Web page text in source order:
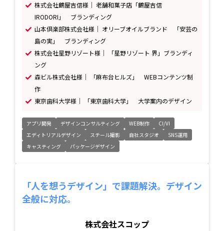
株式会社鶴屋吉信様｜ 老舗和菓子店「鶴屋吉信
IRODORI」 ブランディング
山本倶楽部株式会社様｜ オリーブオイルブランド 「安芸の
島の実」 ブランディング
株式会社星野リゾート様｜ 「星野リゾート 界」ブランディ
ング
森ビル株式会社様｜ 「麻布台ヒルズ」 WEBコンテンツ制
作
東京歯科大学様｜ 「東京歯科大学」 大学案内のデザイン
アプリ開発 デザインコンサルティング WEB制作
CI/VI
エディトリアルデザイン
スチール撮影 自社スタジオ
SNS運用
キャスティング
パッケージデザイン
「人を想うデザイン」で課題解決。デザイン
全般に対応。
株式会社スコップ